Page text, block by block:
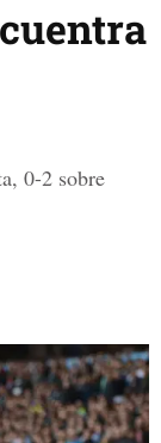
0-2 sobre